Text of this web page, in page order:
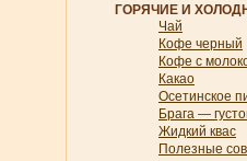
ГОРЯЧИЕ И
Чай
Кофе черный
Кофе с
Какао
Осетинское
Брага —
Жидкий квас
Полезные